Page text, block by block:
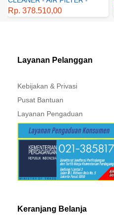
GENUINE SPAREPART -
MITSUBISHI - XPANDER
Rp. 2.941.500,00
Layanan Pelanggan
Kebijakan & Privasi
Pusat Bantuan
Layanan Pengaduan
Keranjang Belanja